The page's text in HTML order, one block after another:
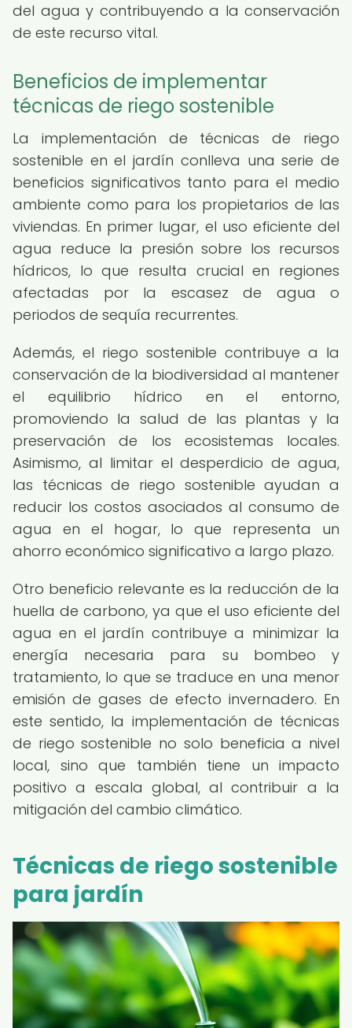
del agua y contribuyendo a la conservación
de este recurso vital.
Beneficios de implementar
técnicas de riego sostenible
La implementación de técnicas de riego
sostenible en el jardín conlleva una serie de
beneficios significativos tanto para el medio
ambiente como para los propietarios de las
viviendas. En primer lugar, el uso eficiente del
agua reduce la presión sobre los recursos
hídricos, lo que resulta crucial en regiones
afectadas por la escasez de agua o
periodos de sequía recurrentes.
Además, el riego sostenible contribuye a la
conservación de la biodiversidad al mantener
el equilibrio hídrico en el entorno,
promoviendo la salud de las plantas y la
preservación de los ecosistemas locales.
Asimismo, al limitar el desperdicio de agua,
las técnicas de riego sostenible ayudan a
reducir los costos asociados al consumo de
agua en el hogar, lo que representa un
ahorro económico significativo a largo plazo.
Otro beneficio relevante es la reducción de la
huella de carbono, ya que el uso eficiente del
agua en el jardín contribuye a minimizar la
energía necesaria para su bombeo y
tratamiento, lo que se traduce en una menor
emisión de gases de efecto invernadero. En
este sentido, la implementación de técnicas
de riego sostenible no solo beneficia a nivel
local, sino que también tiene un impacto
positivo a escala global, al contribuir a la
mitigación del cambio climático.
Técnicas de riego sostenible
para jardín